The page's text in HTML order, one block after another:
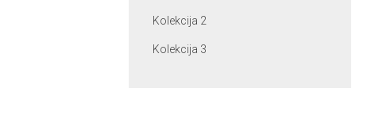
Kolekcija 2
Kolekcija 3